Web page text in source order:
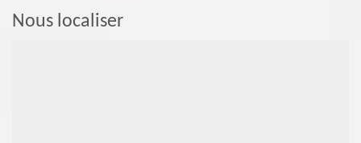
Nous localiser